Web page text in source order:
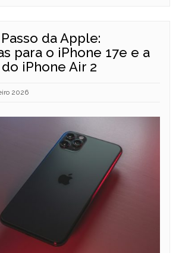
da Apple:
para o iPhone 17e e a
iPhone Air 2
2026